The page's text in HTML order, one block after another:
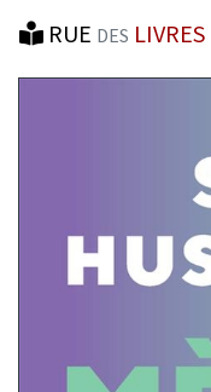
RUE DES LIVRES